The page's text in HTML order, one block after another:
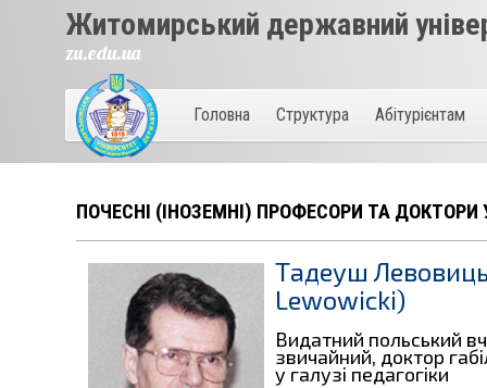
Житомирський державний
zu.edu.ua
Головна Структура Абітурієнтам
ПОЧЕСНІ (ІНОЗЕМНІ) ПРОФЕСОРИ ТА ДОКТОРИ
Тадеуш
Lewowicki)
Видатний польський
звичайний, доктор
у галузі педагогіки